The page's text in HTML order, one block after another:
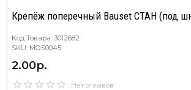
Крепёж поперечный Bauset СТАН (под
Код Товара: 3012682
SKU: MOS0045
2.00р.
Нет отзывов